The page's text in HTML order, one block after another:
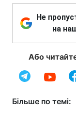
Не
на
Або
Більше по темі: